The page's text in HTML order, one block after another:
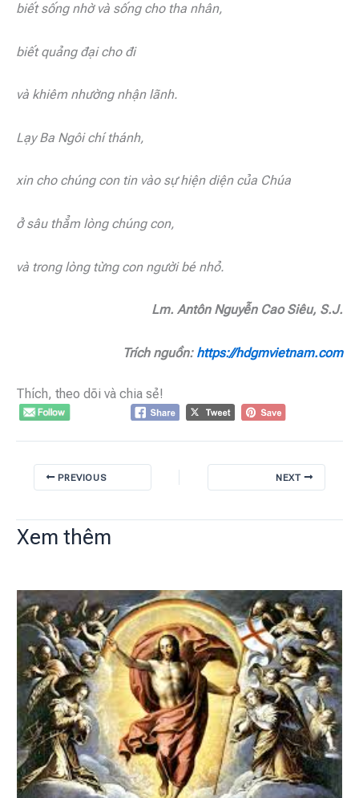
biết sống nhờ và sống cho tha nhân,
biết quảng đại cho đi
và khiêm nhường nhận lãnh.
Lạy Ba Ngôi chí thánh,
xin cho chúng con tin vào sự hiện diện của Chúa
ở sâu thẳm lòng chúng con,
và trong lòng từng con người bé nhỏ.
Lm. Antôn Nguyễn Cao Siêu, S.J.
Trích nguồn: https://hdgmvietnam.com
Thích, theo dõi và chia sẻ!
PREVIOUS NEXT
Xem thêm